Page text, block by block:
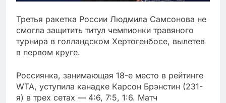
Третья ракетка России Людмила Самсонова не
смогла защитить титул чемпионки травяного
турнира в голландском Хертогенбосе, вылетев
в первом круге.
Россиянка, занимающая 18-е место в рейтинге
WTA, уступила канадке Карсон Брэнстин (231-
я) в трех сетах — 4:6, 7:5, 1:6. Матч